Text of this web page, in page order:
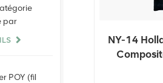
NY-14
par
de
POY (fil